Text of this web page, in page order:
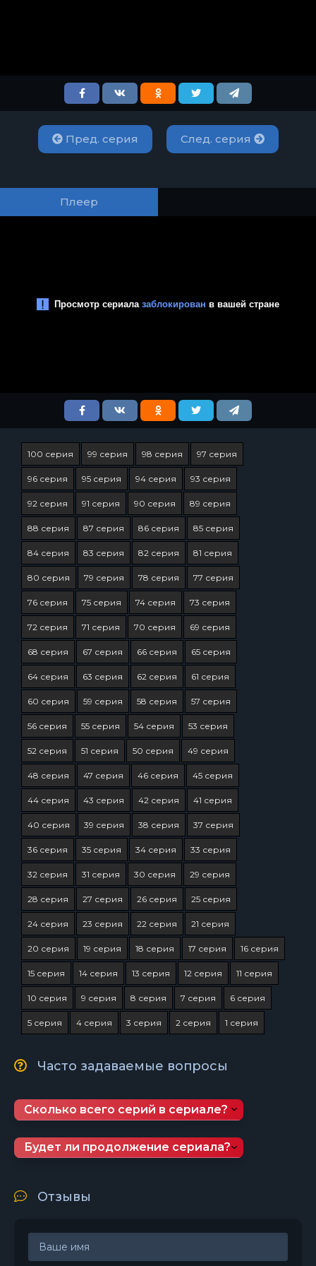
Пред. серия След. серия
Плеер
100 серия 99 серия 98 серия 97 серия
96 серия 95 серия 94 серия 93 серия
92 серия 91 серия 90 серия 89 серия
88 серия 87 серия 86 серия 85 серия
84 серия 83 серия 82 серия 81 серия
80 серия 79 серия 78 серия 77 серия
76 серия 75 серия 74 серия 73 серия
72 серия 71 серия 70 серия 69 серия
68 серия 67 серия 66 серия 65 серия
64 серия 63 серия 62 серия 61 серия
60 серия 59 серия 58 серия 57 серия
56 серия 55 серия 54 серия 53 серия
52 серия 51 серия 50 серия 49 серия
48 серия 47 серия 46 серия 45 серия
44 серия 43 серия 42 серия 41 серия
40 серия 39 серия 38 серия 37 серия
36 серия 35 серия 34 серия 33 серия
32 серия 31 серия 30 серия 29 серия
28 серия 27 серия 26 серия 25 серия
24 серия 23 серия 22 серия 21 серия
20 серия 19 серия 18 серия 17 серия 16 серия
15 серия 14 серия 13 серия 12 серия 11 серия
10 серия 9 серия 8 серия 7 серия 6 серия
5 серия 4 серия 3 серия 2 серия 1 серия
Часто задаваемые вопросы
Сколько всего серий в сериале?
Будет ли продолжение сериала?
Отзывы